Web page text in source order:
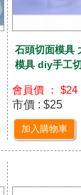
石頭切面模具
模具 diy手工
會員價 ： $24
市價 : $25
加入購物車